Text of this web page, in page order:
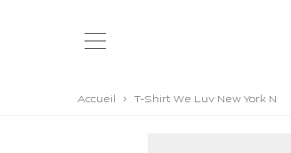
Accueil > T-Shirt We Luv New York N